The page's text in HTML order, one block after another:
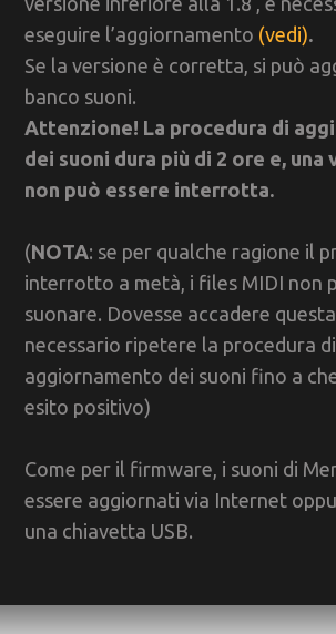
eseguire l’aggiornamento (vedi).
Se la versione è corretta, si può
banco suoni.
Attenzione! La procedura di
dei suoni dura più di 2 ore e,
non può essere interrotta.
(NOTA: se per qualche ragione il
interrotto a metà, i files MIDI non
suonare. Dovesse accadere
necessario ripetere la procedura di
aggiornamento dei suoni fino a
esito positivo)
Come per il firmware, i suoni di
essere aggiornati via Internet
una chiavetta USB.